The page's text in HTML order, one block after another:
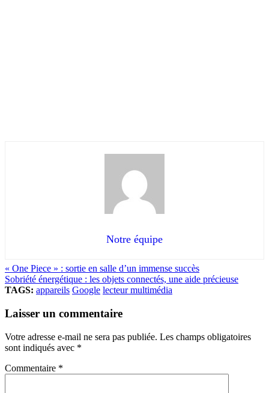
Notre équipe
« One Piece » : sortie en salle d’un immense succès
Sobriété énergétique : les objets connectés, une aide précieuse
TAGS: appareils Google lecteur multimédia
Laisser un commentaire
Votre adresse e-mail ne sera pas publiée. Les champs obligatoires
sont indiqués avec *
Commentaire *